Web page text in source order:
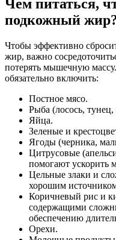
Чем питаться,
подкожный
Чтобы эффективно
жир, важно
потерять мышечную
обязательно включить:
Постное мясо.
Рыба (лосось, тунец,
Яйца.
Зеленые и
Ягоды (черника,
Цитрусовые
помогают ускорить
Цельные злаки и
хорошим
Коричневый рис и
содержащими
обеспечению
Орехи.